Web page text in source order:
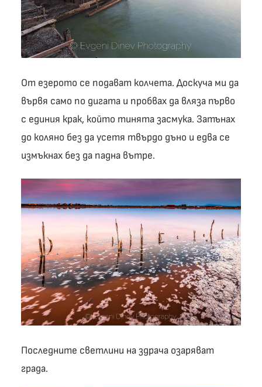
От езерото се подават колчета. Доскуча ми да
вървя само по дигата и пробвах да вляза първо
с единия крак, който тинята засмука. Затънах
до коляно без да усетя твърдо дъно и едва се
измъкнах без да падна вътре.
Последните светлини на здрача озаряват
града.